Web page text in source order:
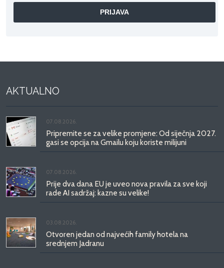
AKTUALNO
07.08.2026.
Pripremite se za velike promjene: Od siječnja 2027.
gasi se opcija na Gmailu koju koriste milijuni
07.08.2026.
Prije dva dana EU je uveo nova pravila za sve koji
rade AI sadržaj: kazne su velike!
03.08.2026.
Otvoren jedan od najvećih family hotela na
srednjem Jadranu